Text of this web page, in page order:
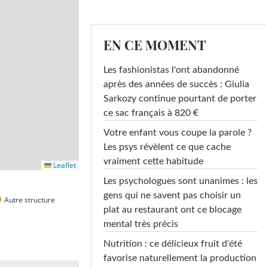
Leaflet
Autre structure
EN CE MOMENT
Les fashionistas l'ont abandonné
après des années de succès : Giulia
Sarkozy continue pourtant de porter
ce sac français à 820 €
Votre enfant vous coupe la parole ?
Les psys révèlent ce que cache
vraiment cette habitude
Les psychologues sont unanimes : les
gens qui ne savent pas choisir un
plat au restaurant ont ce blocage
mental très précis
Nutrition : ce délicieux fruit d'été
favorise naturellement la production